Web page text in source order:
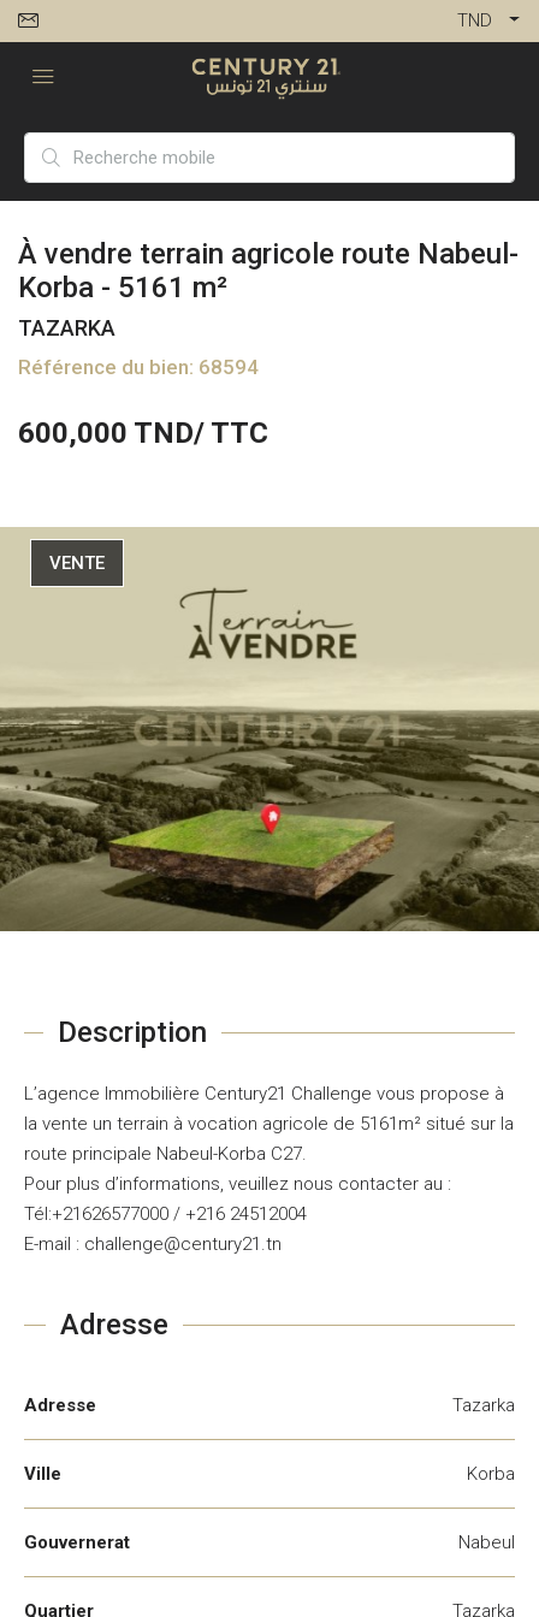
TND
À vendre terrain agricole route Nabeul-
Korba - 5161 m²
TAZARKA
Référence du bien: 68594
600,000 TND/ TTC
VENTE
Description
L’agence Immobilière Century21 Challenge vous propose à
la vente un terrain à vocation agricole de 5161m² situé sur la
route principale Nabeul-Korba C27.
Pour plus d’informations, veuillez nous contacter au :
Tél:+21626577000 / +216 24512004
E-mail : challenge@century21.tn
Adresse
Adresse Tazarka
Ville Korba
Gouvernerat Nabeul
Quartier Tazarka